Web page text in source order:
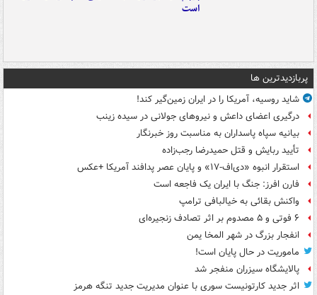
است
پربازدیدترین ها
شاید روسیه، آمریکا را در ایران زمین‌گیر کند!
درگیری اعضای داعش و نیروهای جولانی در سیده زینب
بیانیه سپاه پاسداران به مناسبت روز خبرنگار
تأیید ربایش و قتل حمیدرضا رجب‌زاده
استقرار انبوه «دی‌اف‑۱۷» و پایان عصر پدافند آمریکا +عکس
فارن افرز: جنگ با ایران یک فاجعه است
واکنش بقائی به خیالبافی ترامپ
۶ فوتی و ۵ مصدوم بر اثر تصادف زنجیره‌ای
انفجار بزرگ در شهر المخا یمن
ماموریت در حال پایان است!
پالایشگاه سیزران منفجر شد
اثر جدید کارتونیست سوری با عنوان مدیریت جدید تنگه هرمز